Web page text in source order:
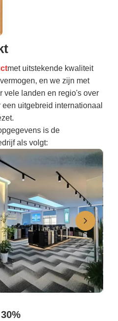
met uitstekende kwaliteit
en we zijn met
vele landen en regio's over
uitgebreid internationaal
is de
als volgt: